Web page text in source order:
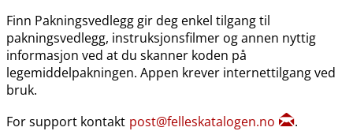
Finn Pakningsvedlegg gir deg enkel tilgang til
pakningsvedlegg, instruksjonsfilmer og annen nyttig
informasjon ved at du skanner koden på
legemiddelpakningen. Appen krever internettilgang ved
bruk.
For support kontakt post@felleskatalogen.no .